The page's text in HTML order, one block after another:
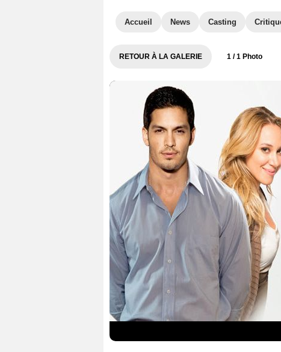
Accueil News Casting
RETOUR À LA GALERIE 1 / 1 Photo